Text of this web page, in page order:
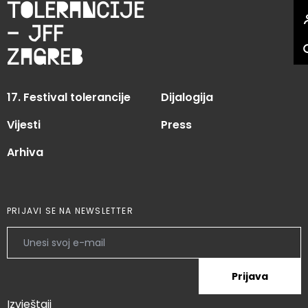
tolerancije
– JFF
zagreb
17. Festival tolerancije
Dijalogija
Vijesti
Press
Arhiva
PRIJAVI SE NA NEWSLETTER
Prijava
Izvještaji